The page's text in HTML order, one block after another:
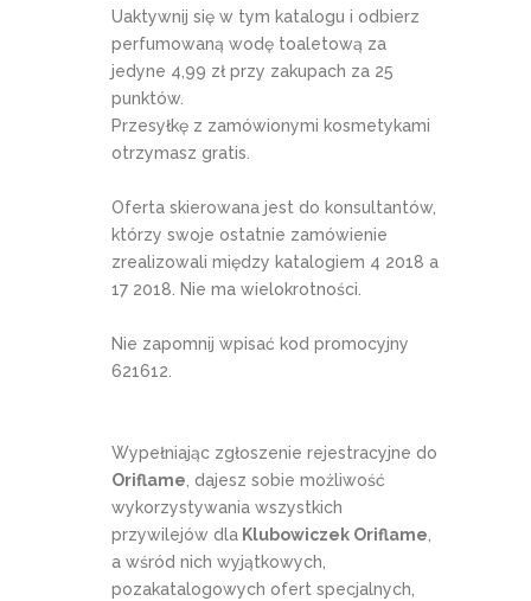
Uaktywnij się w tym katalogu i odbierz
perfumowaną wodę toaletową za
jedyne 4,99 zł przy zakupach za 25
punktów.
Przesyłkę z zamówionymi kosmetykami
otrzymasz gratis.
Oferta skierowana jest do konsultantów,
którzy swoje ostatnie zamówienie
zrealizowali między katalogiem 4 2018 a
17 2018. Nie ma wielokrotności.
Nie zapomnij wpisać kod promocyjny
621612.
Wypełniając zgłoszenie rejestracyjne do
Oriflame , dajesz sobie możliwość
wykorzystywania wszystkich
przywilejów dla Klubowiczek Oriflame
a wśród nich wyjątkowych,
pozakatalogowych ofert specjalnych,